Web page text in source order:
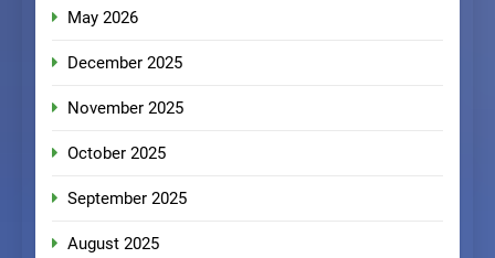
May 2026
December 2025
November 2025
October 2025
September 2025
August 2025